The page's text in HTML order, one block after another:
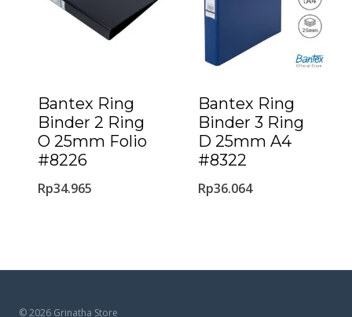
Bantex Ring
Binder 2 Ring
O 25mm Folio
#8226
Rp34.965
Bantex Ring
Binder 3 Ring
D 25mm A4
#8322
Rp36.064
© 2026 Grinatha Store